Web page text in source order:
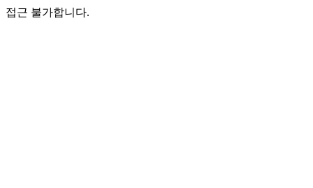
접근 불가합니다.